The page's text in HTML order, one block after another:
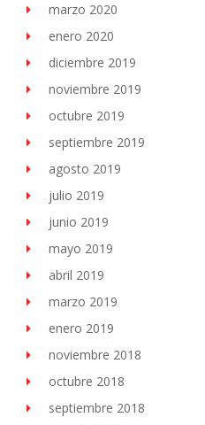
marzo 2020
enero 2020
diciembre 2019
noviembre 2019
octubre 2019
septiembre 2019
agosto 2019
julio 2019
junio 2019
mayo 2019
abril 2019
marzo 2019
enero 2019
noviembre 2018
octubre 2018
septiembre 2018